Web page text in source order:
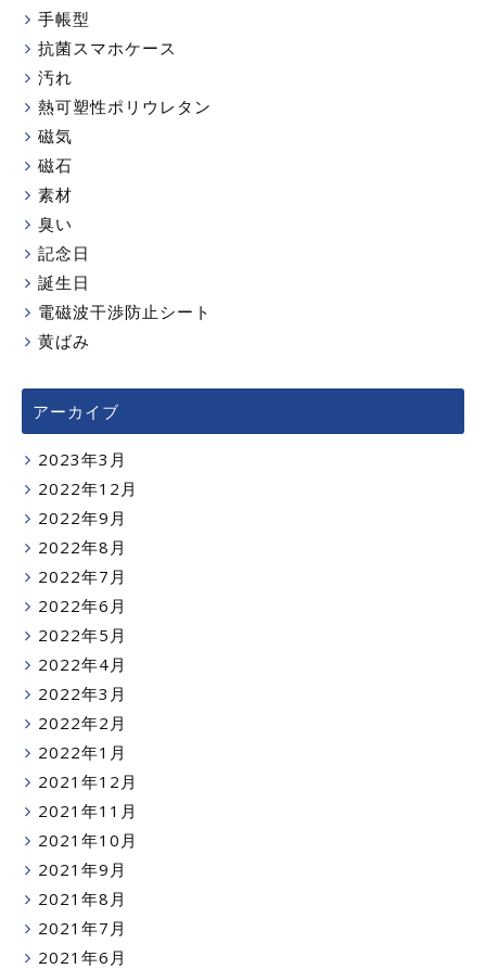
手帳型
抗菌スマホケース
汚れ
熱可塑性ポリウレタン
磁気
磁石
素材
臭い
記念日
誕生日
電磁波干渉防止シート
黄ばみ
アーカイブ
2023年3月
2022年12月
2022年9月
2022年8月
2022年7月
2022年6月
2022年5月
2022年4月
2022年3月
2022年2月
2022年1月
2021年12月
2021年11月
2021年10月
2021年9月
2021年8月
2021年7月
2021年6月